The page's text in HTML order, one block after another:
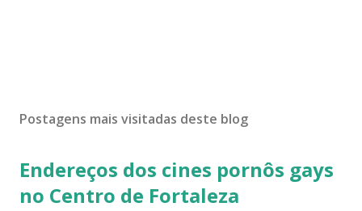
Postagens mais visitadas deste blog
Endereços dos cines pornôs gays
no Centro de Fortaleza